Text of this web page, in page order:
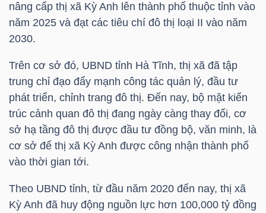
nâng cấp thị xã Kỳ Anh lên thành phố thuộc tỉnh vào
năm 2025 và đạt các tiêu chí đô thị loại II vào năm
2030.
Trên cơ sở đó, UBND tỉnh Hà Tĩnh, thị xã đã tập
trung chỉ đạo đẩy mạnh công tác quản lý, đầu tư
phát triển, chỉnh trang đô thị. Đến nay, bộ mặt kiến
trúc cảnh quan đô thị đang ngày càng thay đổi, cơ
sở hạ tầng đô thị được đầu tư đồng bộ, văn minh, là
cơ sở để thị xã Kỳ Anh được công nhận thành phố
vào thời gian tới.
Theo UBND tỉnh, từ đầu năm 2020 đến nay, thị xã
Kỳ Anh đã huy động nguồn lực hơn 100,000 tỷ đồng
SINH
TRÁI
PHIẾU
CÔNG
CỤ